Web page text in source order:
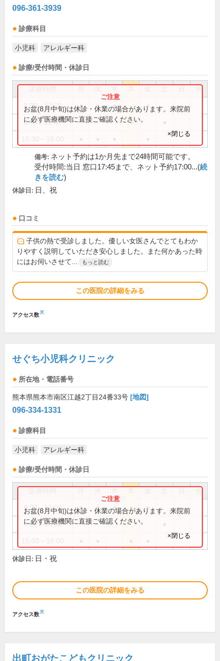
096-361-3939
診療科目
小児科 アレルギー科
診療/受付時間・休診日
祝
8:30～12:00 ● ● ● ●
8:30～12:45 ●
お盆(8月中旬)は休診・休業の場合があります。来院前
に必ず医療機関に直接ご確認ください。
×閉じる
備考: ネット予約は1か月先まで24時間可能です。
受付時間:当日 窓口17:45まで、ネット予約17:00...(続
きを読む)
休診日: 日、祝
口コミ
子供の熱で受診しました。優しい女医さんでとてもわか
りやすく説明していただき安心しました。また何かあった時
にはお伺いさせて...
もっと読む
この医院の詳細をみる
アクセス数※
せぐち小児科クリニック
所在地・電話番号
熊本県熊本市南区江越2丁目24番33号 [地図]
096-334-1331
診療科目
小児科 アレルギー科
診療/受付時間・休診日
祝
9:00～12:00 ● ● ● ● ●
9:00～13:00
お盆(8月中旬)は休診・休業の場合があります。来院前
に必ず医療機関に直接ご確認ください。
×閉じる
休診日: 日・祝
この医院の詳細をみる
アクセス数※
出町おがたこどもクリニック